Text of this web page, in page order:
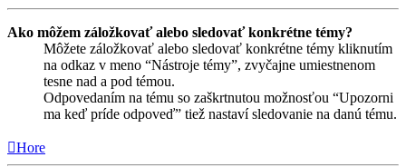
Ako môžem záložkovať alebo sledovať konkrétne témy?
Môžete záložkovať alebo sledovať konkrétne témy kliknutím
na odkaz v meno “Nástroje témy”, zvyčajne umiestnenom
tesne nad a pod témou.
Odpovedaním na tému so zaškrtnutou možnosťou “Upozorni
ma keď príde odpoveď” tiež nastaví sledovanie na danú tému.
Hore